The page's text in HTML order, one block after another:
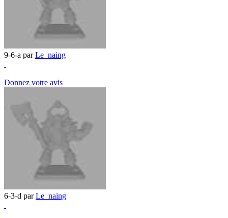
9-6-a parLe_naing
Donnez votre avis
6-3-d parLe_naing